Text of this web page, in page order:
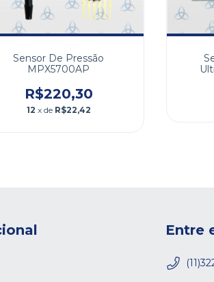
Sensor De Pressão
MPX5700AP
R$220,30
12 x de R$22,42
Entre